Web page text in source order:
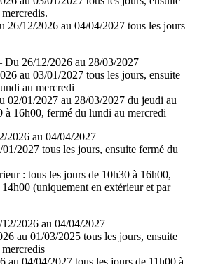
26/12/2026 au 04/04/2027 tous les jours
Du 26/12/2026 au 28/03/2027
au 03/01/2027 tous les jours, ensuite
au mercredi
02/01/2027 au 28/03/2027 du jeudi au
à 16h00, fermé du lundi au mercredi
2026 au 04/04/2027
2027 tous les jours, ensuite fermé du
: tous les jours de 10h30 à 16h00,
(uniquement en extérieur et par
2026 au 04/04/2027
au 01/03/2025 tous les jours, ensuite
au 04/04/2027 tous les jours de 11h00 à